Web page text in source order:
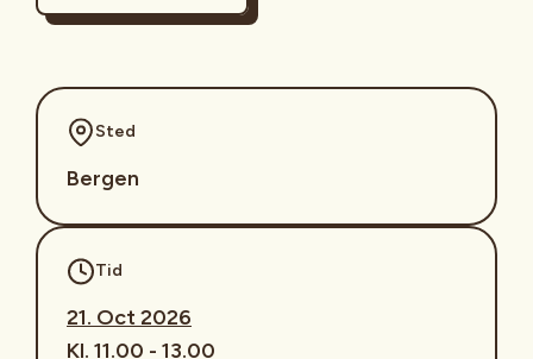
Sted
Bergen
Tid
21. Oct 2026
Kl. 11.00 - 13.00